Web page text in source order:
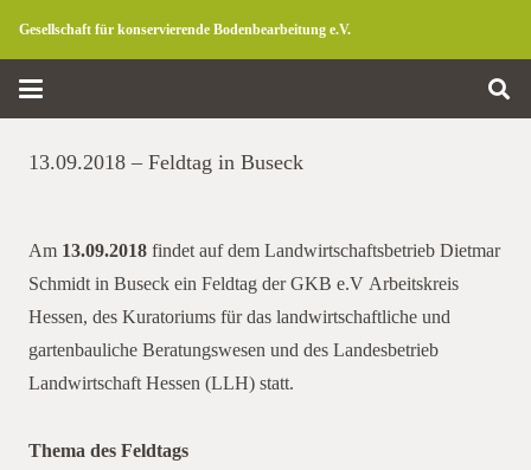
Gesellschaft für konservierende Bodenbearbeitung e.V.
13.09.2018 – Feldtag in Buseck
Am 13.09.2018findet auf dem Landwirtschaftsbetrieb Dietmar
Schmidt in Buseck ein Feldtag der GKB e.V Arbeitskreis
Hessen, des Kuratoriums für das landwirtschaftliche und
gartenbauliche Beratungswesen und des Landesbetrieb
Landwirtschaft Hessen (LLH) statt.
Thema des Feldtags